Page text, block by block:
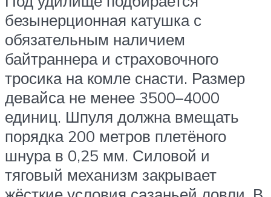
безынерционная катушка с
обязательным наличием
байтраннера и страховочного
тросика на комле снасти. Размер
девайса не менее 3500–4000
единиц. Шпуля должна вмещать
порядка 200 метров плетёного
шнура в 0,25 мм. Силовой и
тяговый механизм закрывает